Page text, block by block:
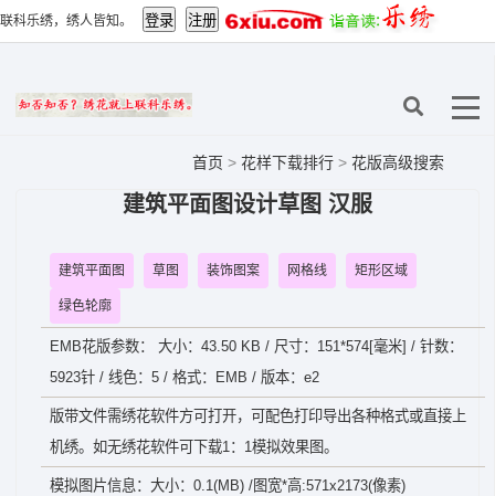
联科乐绣，绣人皆知。
首页 > 花样下载排行 > 花版高级搜索
建筑平面图设计草图 汉服
建筑平面图 草图 装饰图案 网格线 矩形区域
绿色轮廓
EMB花版参数： 大小：43.50 KB / 尺寸：151*574[毫米] / 针数：
5923针 / 线色：5 / 格式：EMB / 版本：e2
版带文件需绣花软件方可打开，可配色打印导出各种格式或直接上
机绣。如无绣花软件可下载1：1模拟效果图。
模拟图片信息：大小：0.1(MB) /图宽*高:571x2173(像素)